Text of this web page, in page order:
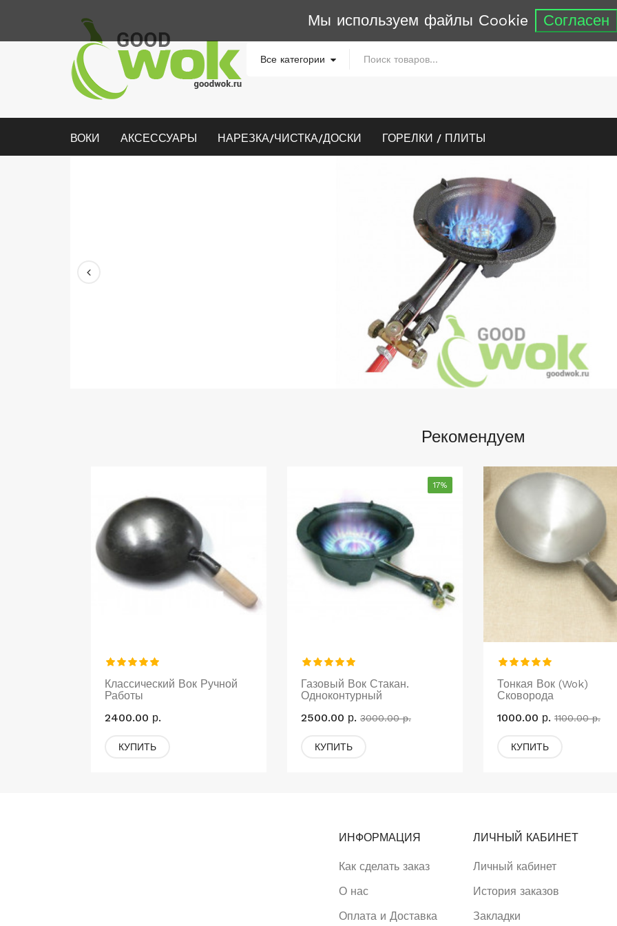
ВОКИ АКСЕССУАРЫ НАРЕЗКА/ЧИСТКА/ДОСКИ ГОРЕЛКИ / ПЛИТЫ
Мы используем файлы Сookie Согласен
Рекомендуем
Классический Вок Ручной
Работы
2400.00 р.
КУПИТЬ
17%
Газовый Вок Стакан.
Одноконтурный
2500.00 р. 3000.00 р.
КУПИТЬ
Тонкая Вок (Wok)
Сковорода
1000.00 р. 1100.00 р.
КУПИТЬ
ИНФОРМАЦИЯ
Как сделать заказ
О нас
Оплата и Доставка
ЛИЧНЫЙ КАБИНЕТ
Личный кабинет
История заказов
Закладки